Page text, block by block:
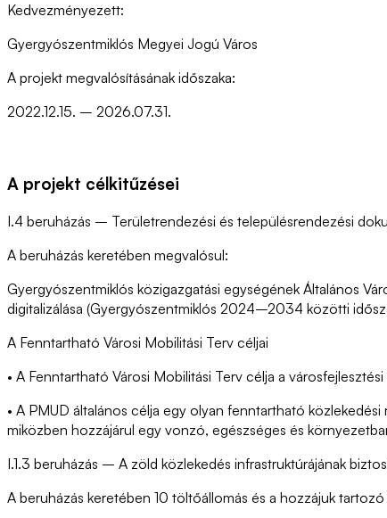
Kedvezményezett:
Gyergyószentmiklós Megyei Jogú Város
A projekt megvalósításának időszaka:
2022.12.15. – 2026.07.31.
A projekt célkitűzései
I.4 beruházás – Területrendezési és településrendezési
A beruházás keretében megvalósul:
Gyergyószentmiklós közigazgatási egységének Általános
digitalizálása (Gyergyószentmiklós 2024–2034 közötti
A Fenntartható Városi Mobilitási Terv céljai
• A Fenntartható Városi Mobilitási Terv célja a
• A PMUD általános célja egy olyan fenntartható
miközben hozzájárul egy vonzó, egészséges és
I.1.3 beruházás – A zöld közlekedés infrastruktúrájának
A beruházás keretében 10 töltőállomás és a hozzájuk